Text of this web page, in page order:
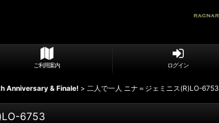
ご利用案内 ログイン
Anniversary & Finale! > 二人で一人 ニナ＝ジェミニス(R)LO-6753
6753